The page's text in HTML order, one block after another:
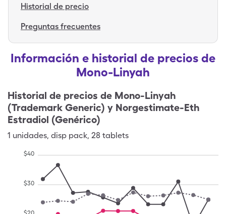
Historial de precio
Preguntas frecuentes
Información e historial de precios de
Mono-Linyah
Historial de precios de Mono-Linyah
(Trademark Generic) y Norgestimate-Eth
Estradiol (Genérico)
1 unidades, disp pack, 28 tablets
$30
$40